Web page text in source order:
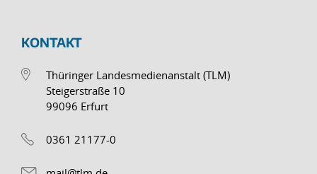
KONTAKT
Thüringer Landesmedienanstalt (TLM)
Steigerstraße 10
99096 Erfurt
0361 21177-0